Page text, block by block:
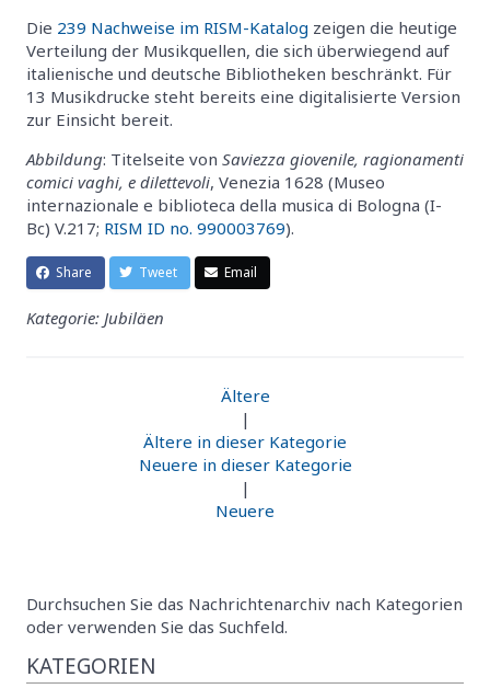
Die 239 Nachweise im RISM-Katalog zeigen die heutige
Verteilung der Musikquellen, die sich überwiegend auf
italienische und deutsche Bibliotheken beschränkt. Für
13 Musikdrucke steht bereits eine digitalisierte Version
zur Einsicht bereit.
Abbildung: Titelseite von Saviezza giovenile, ragionamenti
comici vaghi, e dilettevoli, Venezia 1628 (Museo
internazionale e biblioteca della musica di Bologna (I-
Bc) V.217; RISM ID no. 990003769).
Share Tweet Email
Kategorie: Jubiläen
Ältere
|
Ältere in dieser Kategorie
Neuere in dieser Kategorie
|
Neuere
Durchsuchen Sie das Nachrichtenarchiv nach Kategorien
oder verwenden Sie das Suchfeld.
KATEGORIEN